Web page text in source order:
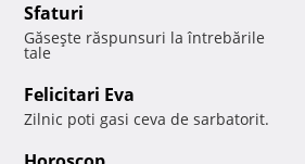
Sfaturi
Găseşte răspunsuri la întrebările
tale
Felicitari Eva
Zilnic poti gasi ceva de sarbatorit.